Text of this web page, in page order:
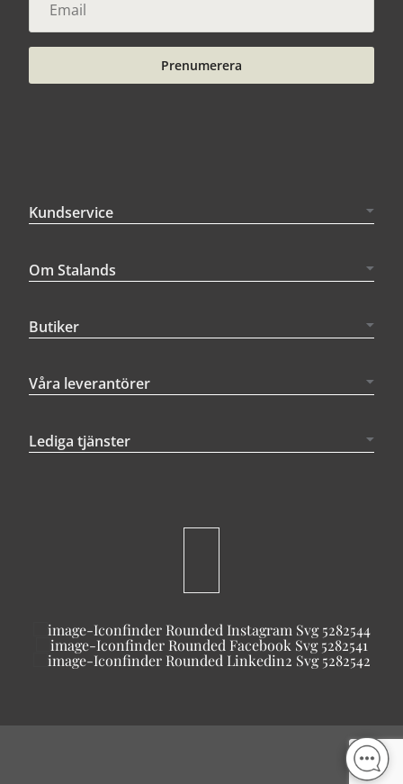
Prenumerera
Kundservice
Om Stalands
Butiker
Våra leverantörer
Lediga tjänster